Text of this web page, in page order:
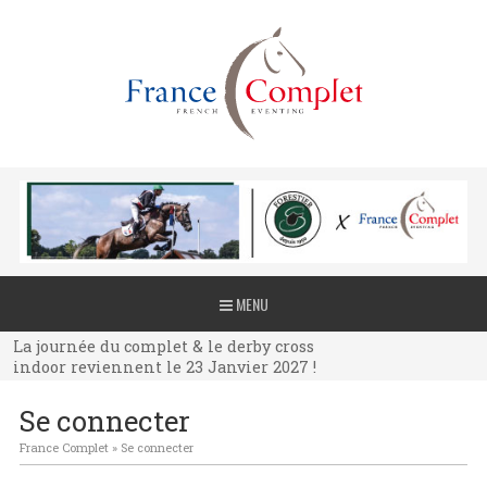
MENU
La journée du complet & le derby cross
indoor reviennent le 23 Janvier 2027 !
La journée du complet & le derby cross
indoor reviennent le 23 Janvier 2027 !
indoor reviennent le 23 Janvier 2027 !
Se connecter
France Complet» Se connecter